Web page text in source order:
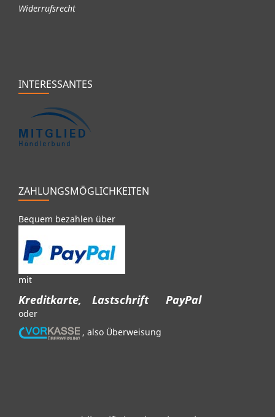
Widerrufsrecht
INTERESSANTES
ZAHLUNGSMÖGLICHKEITEN
Bequem bezahlen über
mit
Kreditkarte, Lastschrift PayPal
oder
, also Überweisung